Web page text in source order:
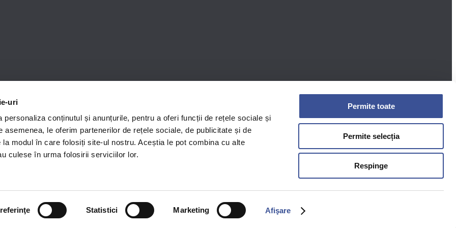
uri
personaliza conținutul și anunțurile, pentru a oferi funcții de rețele sociale și
asemenea, le oferim partenerilor de rețele sociale, de publicitate și de
modul în care folosiți site-ul nostru. Aceștia le pot combina cu alte
culese în urma folosirii serviciilor lor.
Statistici Marketing Afişare
Permite toate
Permite selecția
Respinge
cu procesarea datelor personale în scopul furnizării de unformații despre serviciile furnizate de către operator (centru clienți). Consimțământul poate
Retragerea consimțământului nu va afecta procesarea cererii de informații bazate pe consimțământul inițial.
.